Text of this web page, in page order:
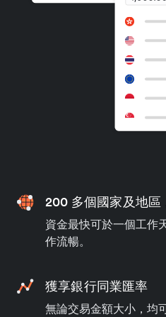
200 多個國家及地區
資金最快可於一個工作
作流暢。
獲享銀行同業匯率
無論交易金額大小，均